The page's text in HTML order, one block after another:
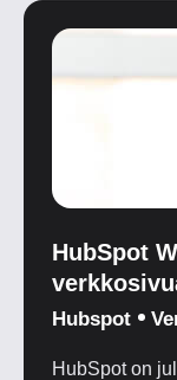
HubSpot
Hubspot
HubSpot on